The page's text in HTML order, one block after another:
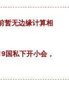
暂无边缘计算相
国私下开小会，